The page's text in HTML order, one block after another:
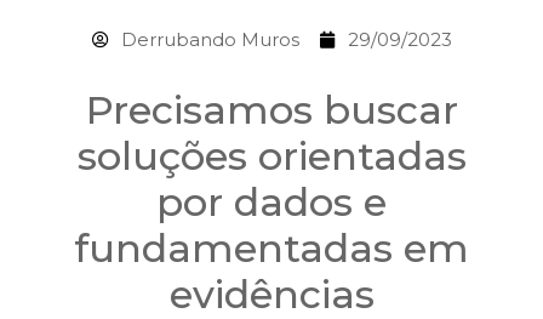
Derrubando Muros 29/09/2023
Precisamos buscar
soluções orientadas
por dados e
fundamentadas em
evidências